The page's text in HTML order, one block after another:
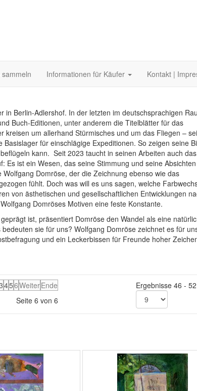
Informationen für Käufer Kontakt |
Berlin-Adlershof. In der letzten im deutschsprachigen
Buch-Editionen, unter anderem die Titelblätter für das
um allerhand Stürmisches und um das Fliegen –
für einschlägige Expeditionen. So zeigen seine
kann. Seit 2023 taucht in seinen Arbeiten auch das
ist ein Wesen, das seine Stimmung und seine
Domröse, der die Zeichnung ebenso wie das
fühlt. Doch was will es uns sagen, welche
von ästhetischen und gesellschaftlichen Entwicklungen
Domröses Motiven eine feste Konstante.
ist, präsentiert Domröse den Wandel als eine
sie für uns? Wolfgang Domröse zeichnet es für
und ein Leckerbissen für Freunde hoher
456WeiterEnde
Seite 6 von 6
Ergebnisse 46 -